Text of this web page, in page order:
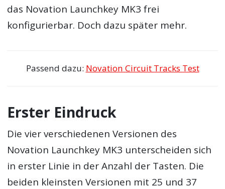
das Novation Launchkey MK3 frei
konfigurierbar. Doch dazu später mehr.
Passend dazu: Novation Circuit Tracks Test
Erster Eindruck
Die vier verschiedenen Versionen des
Novation Launchkey MK3 unterscheiden sich
in erster Linie in der Anzahl der Tasten. Die
beiden kleinsten Versionen mit 25 und 37